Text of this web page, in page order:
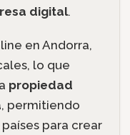
digital.
en Andorra,
lo que
propiedad
, permitiendo
para crear